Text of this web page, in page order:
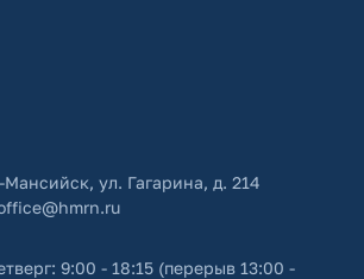
ул. Гагарина, д. 214
9:00 - 18:15 (перерыв 13:00 -